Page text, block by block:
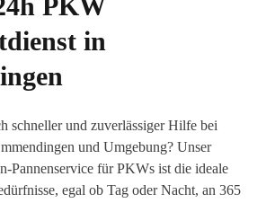
in
schneller und zuverlässiger Hilfe bei
und Umgebung? Unser
Pannenservice für PKWs ist die ideale
egal ob Tag oder Nacht, an 365